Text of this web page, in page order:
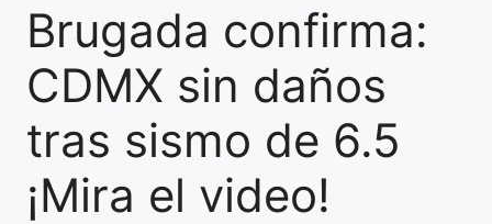
Brugada confirma:
CDMX sin daños
tras sismo de 6.5
¡Mira el video!